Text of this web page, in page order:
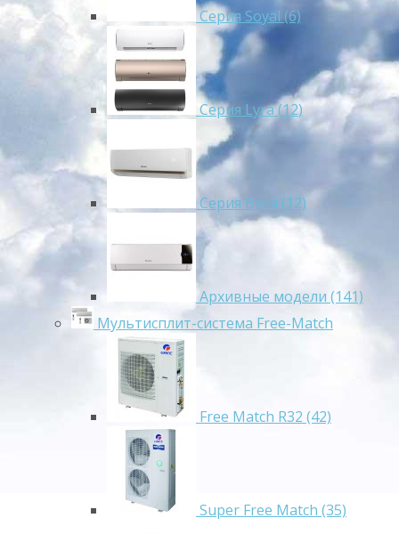
Cерия Soyal (6)
Серия Lyra (12)
Серия Bora (12)
Архивные модели (141)
Мультисплит-система Free-Match
Free Match R32 (42)
Super Free Match (35)